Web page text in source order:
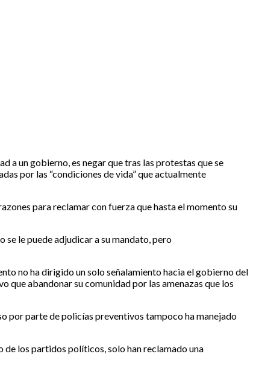
a un gobierno, es negar que tras las protestas que se
por las “condiciones de vida” que actualmente
para reclamar con fuerza que hasta el momento su
se le puede adjudicar a su mandato, pero
no ha dirigido un solo señalamiento hacia el gobierno del
que abandonar su comunidad por las amenazas que los
por parte de policías preventivos tampoco ha manejado
de los partidos políticos, solo han reclamado una